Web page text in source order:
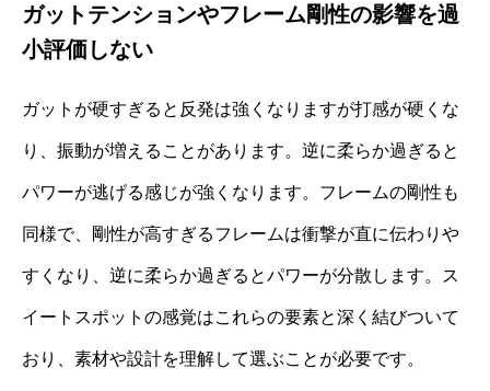
ガットテンションやフレーム剛性の影響を過
小評価しない
ガットが硬すぎると反発は強くなりますが打感が硬くな
り、振動が増えることがあります。逆に柔らか過ぎると
パワーが逃げる感じが強くなります。フレームの剛性も
同様で、剛性が高すぎるフレームは衝撃が直に伝わりや
すくなり、逆に柔らか過ぎるとパワーが分散します。ス
イートスポットの感覚はこれらの要素と深く結びついて
おり、素材や設計を理解して選ぶことが必要です。